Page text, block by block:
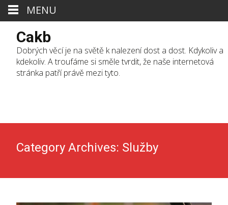
Cakb
Dobrých věcí je na světě k nalezení dost a dost. Kdykoliv a
kdekoliv. A troufáme si směle tvrdit, že naše internetová
stránka patří právě mezi tyto.
Category Archives: Služby
MENU